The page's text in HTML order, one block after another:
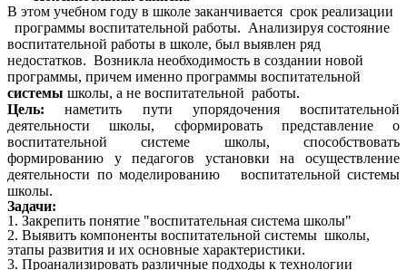
В этом учебном году в школе заканчивается срок реализации
программы воспитательной работы. Анализируя состояние
воспитательной работы в школе, был выявлен ряд
недостатков. Возникла необходимость в создании новой
программы, причем именно программы воспитательной
системы школы, а не воспитательной работы.
Цель: наметить пути упорядочения воспитательной
деятельности школы, сформировать представление о
воспитательной системе школы, способствовать
формированию у педагогов установки на осуществление
деятельности по моделированию воспитательной системы
школы.
Задачи:
1. Закрепить понятие "воспитательная система школы"
2. Выявить компоненты воспитательной системы школы,
этапы развития и их основные характеристики.
3. Проанализировать различные подходы к технологии